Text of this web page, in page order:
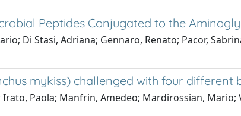
Peptides Conjugated to the
Di Stasi, Adriana; Gennaro, Renato; Pacor,
mykiss) challenged with four different
Paola; Manfrin, Amedeo; Mardirossian, Mario;